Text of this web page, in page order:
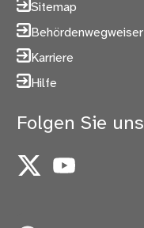
Sitemap
Behördenwegweiser
Karriere
Hilfe
Folgen Sie uns
X YouTube